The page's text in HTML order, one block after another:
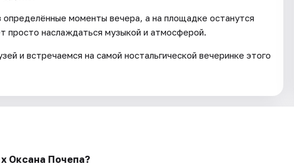
моменты вечера, а на площадке останутся
просто наслаждаться музыкой и атмосферой.
и встречаемся на самой ностальгической вечеринке этого
Оксана Почепа?